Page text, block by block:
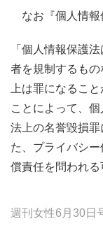
なお『個人情報
「個人情報保護
者を規制するも
上は罪になるこ
ことによって、
法上の名誉毀損
た、プライバシ
償責任を問われる
週刊女性6月30日